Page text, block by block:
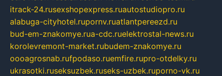
itrack-24.rusexshopexpress.ruautostudiopro.ru
alabuga-cityhotel.rupornv.ruatlantpereezd.ru
bud-em-znakomye.rua-cdc.ruelektrostal-news.ru
korolevremont-market.rubudem-znakomye.ru
oooagrosnab.rufpodaso.ruemfire.rupro-otdelky.ru
ukrasotki.ruseksuzbek.ruseks-uzbek.ruporno-vk.ru